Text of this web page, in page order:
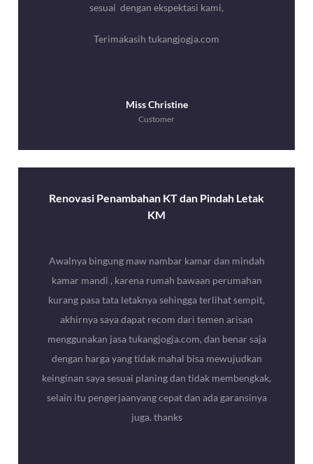
sesuai dengan ekspektasi kami,
Terimakasih tukangjogja.com
Miss Christine
Customer
Renovasi Penambahan KT dan Pindah Letak
KM
Awalnya bingung maw nambar kamar dan mindah
kamar mandi , karena rumah bawaan perumahan
kurang pasa tata letaknya sehingga terlihat sempit,
akhirnya saya dapat recom dari temen arisan
menggunakan jasa tukangjogja.com, dan benar saja
dengan harga yang tidak mahal bisa mewujudkan
keinginan saya sesuai planing dan tidak membengkak,
selain itu pengerjaanyang cepat dan ada garansinya
juga. thanks